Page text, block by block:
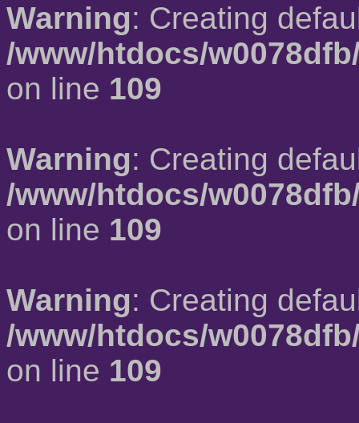
Warning: Creating
/www/htdocs/
on line 109
Warning: Creating
/www/htdocs/
on line 109
Warning: Creating
/www/htdocs/
on line 109